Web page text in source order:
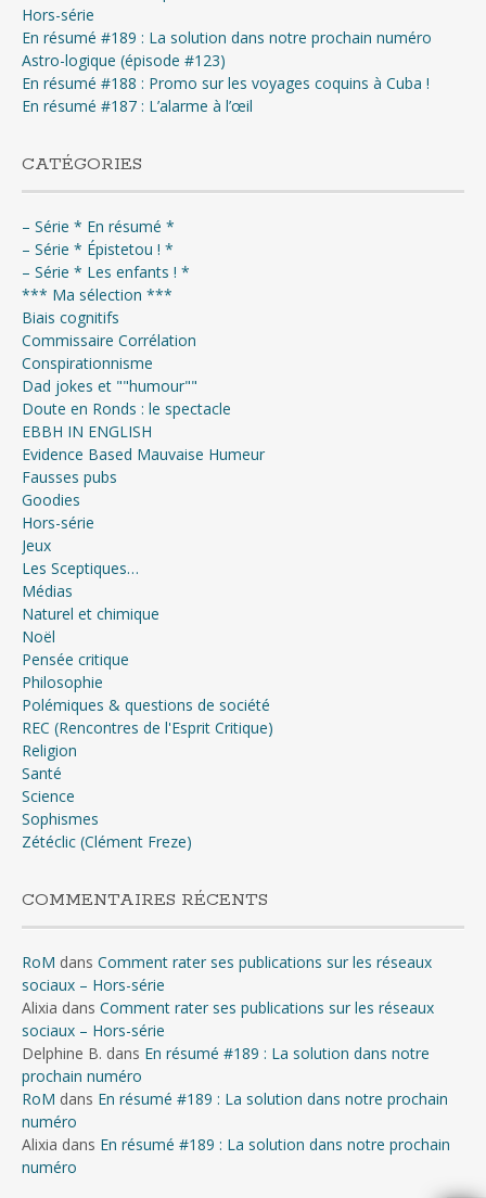
Hors-série
En résumé #189 : La solution dans notre prochain numéro
Astro-logique (épisode #123)
En résumé #188 : Promo sur les voyages coquins à Cuba !
En résumé #187 : L’alarme à l’œil
CATÉGORIES
– Série * En résumé *
– Série * Épistetou ! *
– Série * Les enfants ! *
*** Ma sélection ***
Biais cognitifs
Commissaire Corrélation
Conspirationnisme
Dad jokes et ""humour""
Doute en Ronds : le spectacle
EBBH IN ENGLISH
Evidence Based Mauvaise Humeur
Fausses pubs
Goodies
Hors-série
Jeux
Les Sceptiques…
Médias
Naturel et chimique
Noël
Pensée critique
Philosophie
Polémiques & questions de société
REC (Rencontres de l'Esprit Critique)
Religion
Santé
Science
Sophismes
Zétéclic (Clément Freze)
COMMENTAIRES RÉCENTS
RoM dans Comment rater ses publications sur les réseaux
sociaux – Hors-série
Alixia dans Comment rater ses publications sur les réseaux
sociaux – Hors-série
Delphine B. dans En résumé #189 : La solution dans notre
prochain numéro
RoM dans En résumé #189 : La solution dans notre prochain
numéro
Alixia dans En résumé #189 : La solution dans notre prochain
numéro